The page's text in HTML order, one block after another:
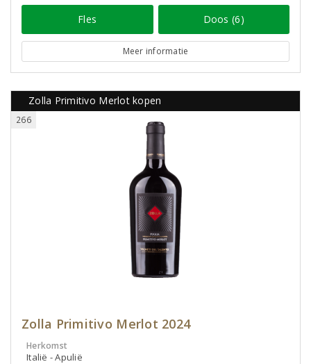
Fles Doos (6)
Meer informatie
Zolla Primitivo Merlot kopen
266
Zolla Primitivo Merlot 2024
Herkomst
Italië - Apulië